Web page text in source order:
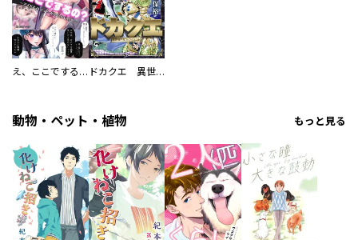
え、ここでするの？ アイドルのファンが知らない日常 ドカクエ 異世界ドカコッククエスト
動物・ペット・植物 もっと見る